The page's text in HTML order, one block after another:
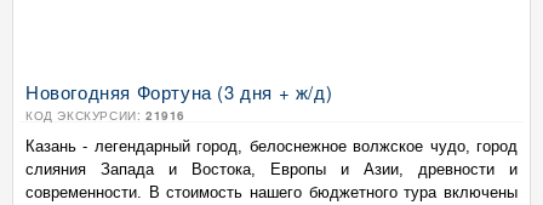
Новогодняя Фортуна (3 дня + ж/д)
КОД ЭКСКУРСИИ: 21916
Казань - легендарный город, белоснежное волжское чудо, город
слияния Запада и Востока, Европы и Азии, древности и
современности. В стоимость нашего бюджетного тура включены